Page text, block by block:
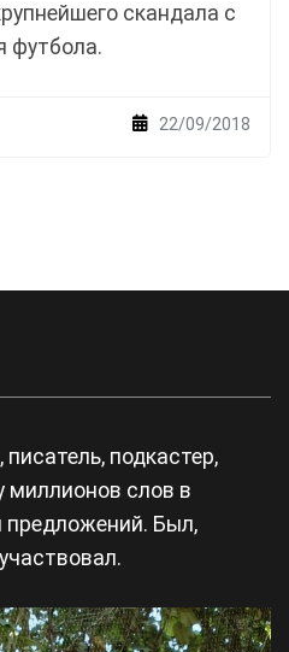
скандала с
футбола.
22/09/2018
подкастер,
миллионов слов в
предложений. Был,